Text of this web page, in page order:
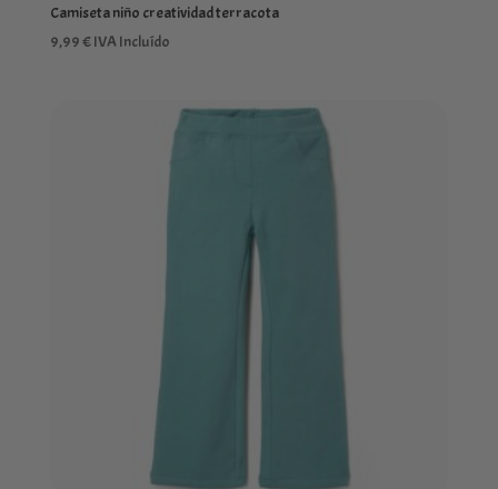
Camiseta niño creatividad terracota
9,99€IVA Incluído